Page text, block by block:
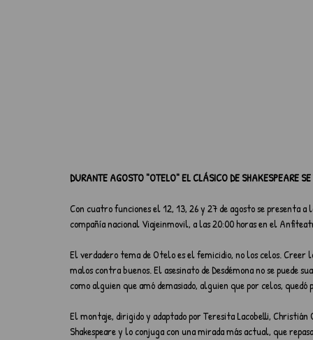
DURANTE AGOSTO "OTELO" EL CLÁSICO DE SHAKESPEARE
Con cuatro funciones el 12, 13, 26 y 27 de agosto se presenta
compañía nacional Viajeinmovil, a las 20:00 horas en el
El verdadero tema de Otelo es el femicidio, no los celos.
malos contra buenos. El asesinato de Desdémona no se puede
como alguien que amó demasiado, alguien que por celos,
El montaje, dirigido y adaptado por Teresita Lacobelli,
Shakespeare y lo conjuga con una mirada más actual, que